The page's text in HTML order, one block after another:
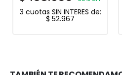
3 cuotas SIN INTERES de:
$ 52.967